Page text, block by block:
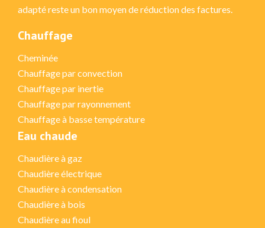
adapté reste un bon moyen de réduction des factures.
Chauffage
Cheminée
Chauffage par convection
Chauffage par inertie
Chauffage par rayonnement
Chauffage à basse température
Eau chaude
Chaudière à gaz
Chaudière électrique
Chaudière à condensation
Chaudière à bois
Chaudière au fioul